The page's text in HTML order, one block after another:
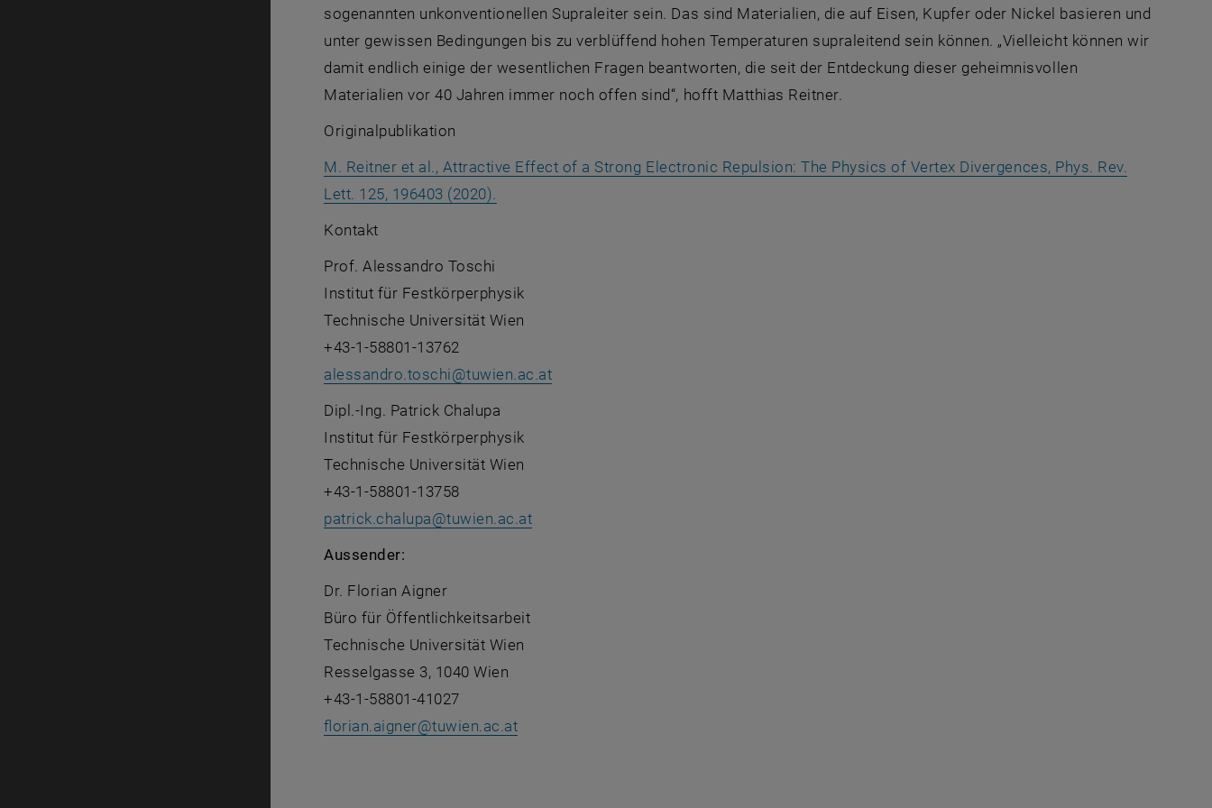
sogenannten unkonventionellen Supraleiter sein. Das sind Materialien, die auf Eisen, Kupfer oder Nickel basieren und
unter gewissen Bedingungen bis zu verblüffend hohen Temperaturen supraleitend sein können. „Vielleicht können wir
damit endlich einige der wesentlichen Fragen beantworten, die seit der Entdeckung dieser geheimnisvollen
Materialien vor 40 Jahren immer noch offen sind“, hofft Matthias Reitner.
Originalpublikation
M. Reitner et al., Attractive Effect of a Strong Electronic Repulsion: The Physics of Vertex Divergences, Phys. Rev.
Lett. 125, 196403 (2020).
Kontakt
Prof. Alessandro Toschi
Institut für Festkörperphysik
Technische Universität Wien
+43-1-58801-13762
alessandro.toschi@tuwien.ac.at
Dipl.-Ing. Patrick Chalupa
Institut für Festkörperphysik
Technische Universität Wien
+43-1-58801-13758
patrick.chalupa@tuwien.ac.at
Aussender:
Dr. Florian Aigner
Büro für Öffentlichkeitsarbeit
Technische Universität Wien
Resselgasse 3, 1040 Wien
+43-1-58801-41027
florian.aigner@tuwien.ac.at